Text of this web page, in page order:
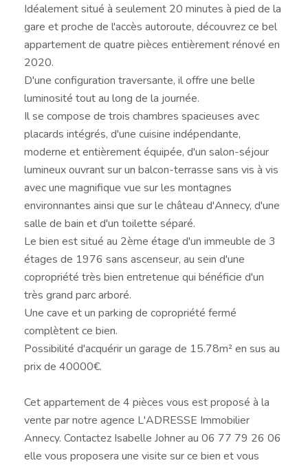
Idéalement situé à seulement 20 minutes à pied de la
gare et proche de l'accès autoroute, découvrez ce bel
appartement de quatre pièces entièrement rénové en
2020.
D'une configuration traversante, il offre une belle
luminosité tout au long de la journée.
Il se compose de trois chambres spacieuses avec
placards intégrés, d'une cuisine indépendante,
moderne et entièrement équipée, d'un salon-séjour
lumineux ouvrant sur un balcon-terrasse sans vis à vis
avec une magnifique vue sur les montagnes
environnantes ainsi que sur le château d'Annecy, d'une
salle de bain et d'un toilette séparé.
Le bien est situé au 2ème étage d'un immeuble de 3
étages de 1976 sans ascenseur, au sein d'une
copropriété très bien entretenue qui bénéficie d'un
très grand parc arboré.
Une cave et un parking de copropriété fermé
complètent ce bien.
Possibilité d'acquérir un garage de 15.78m² en sus au
prix de 40000€.
Cet appartement de 4 pièces vous est proposé à la
vente par notre agence L'ADRESSE Immobilier
Annecy. Contactez Isabelle Johner au 06 77 79 26 06
elle vous proposera une visite sur ce bien et vous